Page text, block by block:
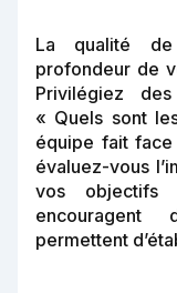
La qualité
profondeur de
Privilégiez
« Quels sont
équipe fait
évaluez-vous
vos objectifs
permettent